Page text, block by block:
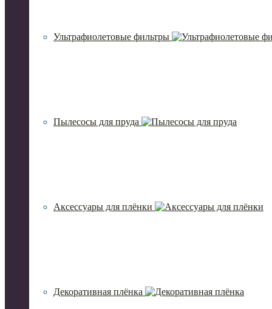
Ультрафиолетовые фильтры
Пылесосы для пруда
Аксессуары для плёнки
Декоративная плёнка